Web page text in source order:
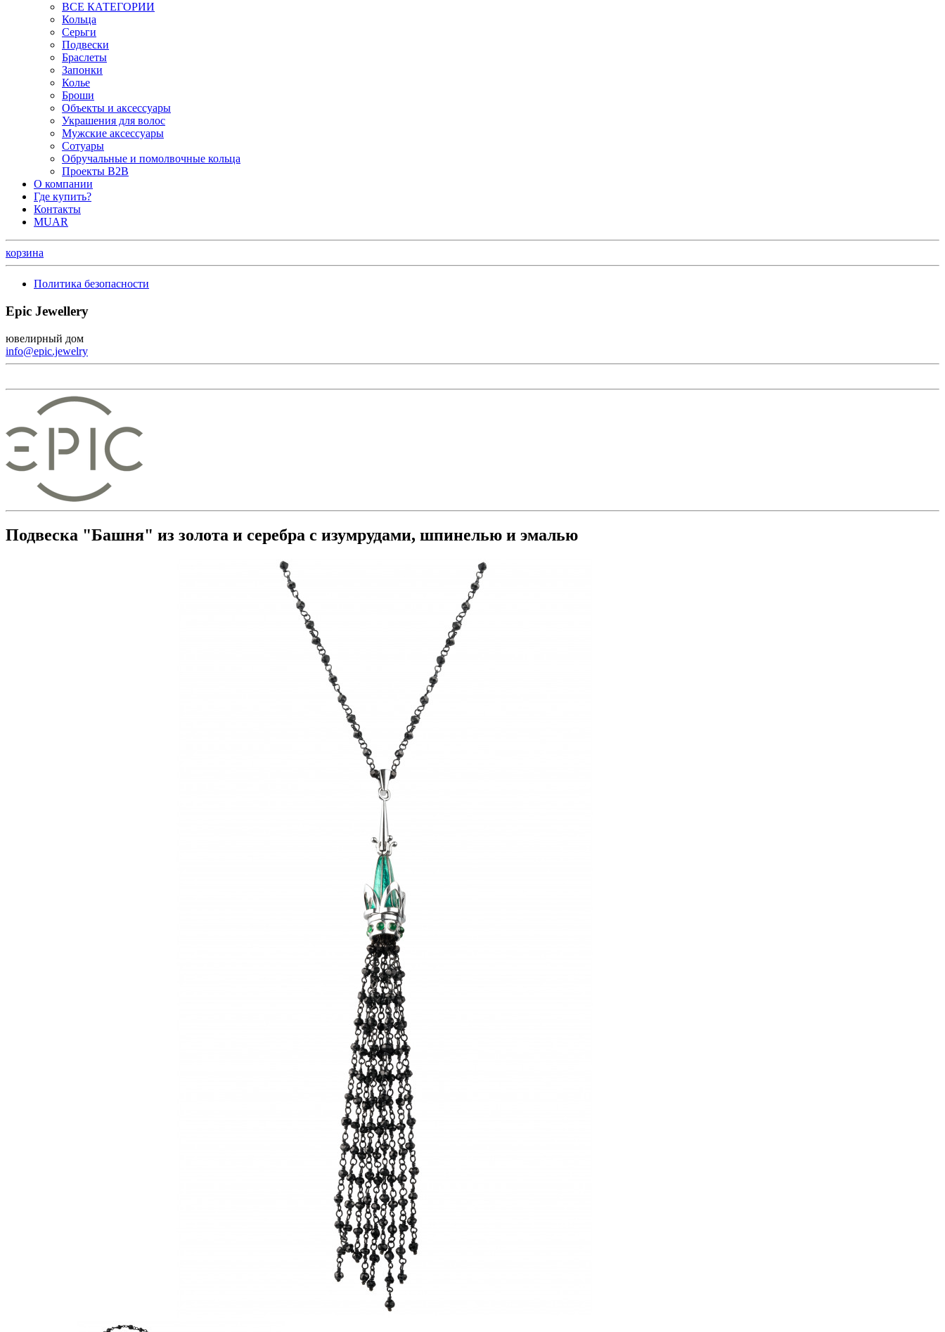
ВСЕ КАТЕГОРИИ
Кольца
Серьги
Подвески
Браслеты
Запонки
Колье
Броши
Объекты и аксессуары
Украшения для волос
Мужские аксессуары
Сотуары
Обручальные и помолвочные кольца
Проекты B2B
О компании
Где купить?
Контакты
MUAR
корзина
Политика безопасности
Epic Jewellery
ювелирный дом
info@epic.jewelry
Подвеска "Башня" из золота и серебра с изумрудами, шпинелью и эмалью